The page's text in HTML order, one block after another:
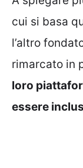
cui si basa
l’altro
rimarcato in
loro
essere